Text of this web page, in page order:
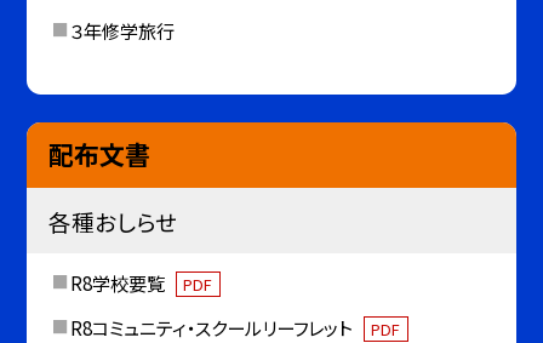
３年修学旅行
配布文書
各種おしらせ
R8学校要覧 PDF
R8コミュニティ・スクールリーフレット PDF